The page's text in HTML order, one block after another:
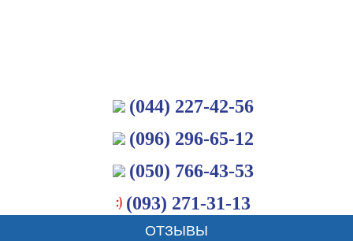
(044) 227-42-56
(096) 296-65-12
(050) 766-43-53
(093) 271-31-13
ОТЗЫВЫ